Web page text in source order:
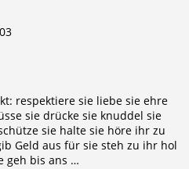
respektiere sie liebe sie ehre
sie drücke sie knuddel sie
sie halte sie höre ihr zu
Geld aus für sie steh zu ihr hol
geh bis ans …